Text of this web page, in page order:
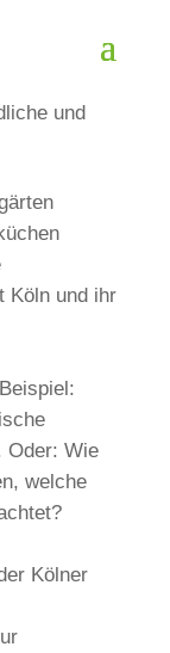
und
Köln und ihr
Oder: Wie
welche
Kölner